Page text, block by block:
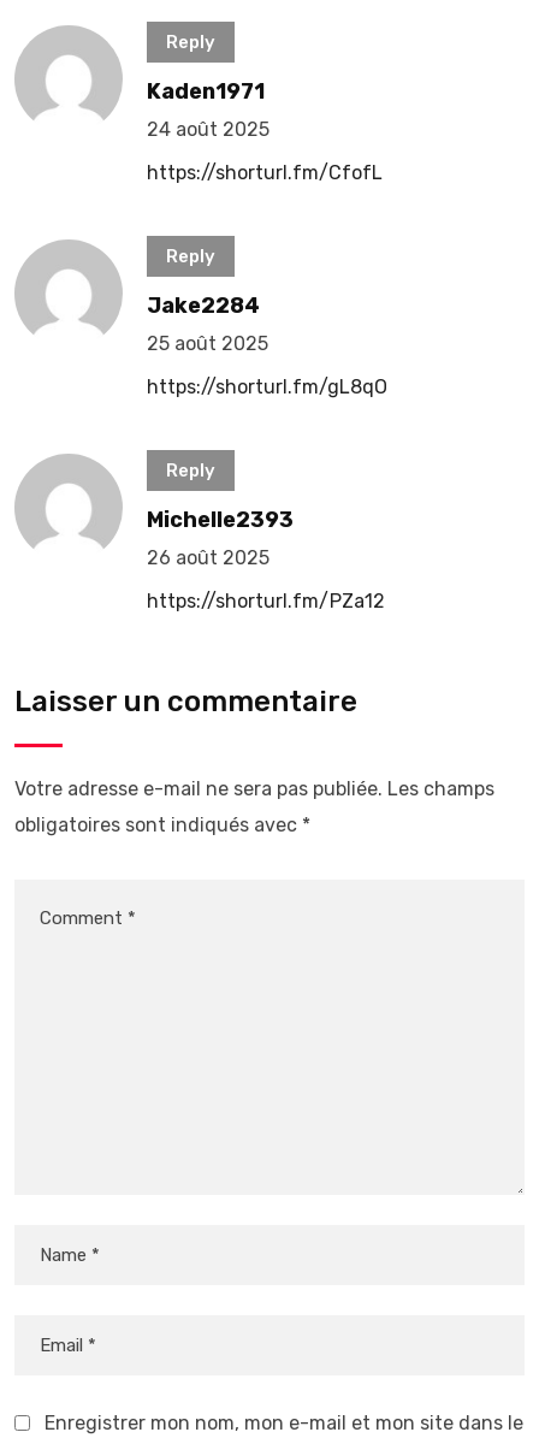
Reply
Kaden1971
24 août 2025
https://shorturl.fm/CfofL
Reply
Jake2284
25 août 2025
https://shorturl.fm/gL8qO
Reply
Michelle2393
26 août 2025
https://shorturl.fm/PZa12
Laisser un commentaire
Votre adresse e-mail ne sera pas publiée. Les champs
obligatoires sont indiqués avec *
Enregistrer mon nom, mon e-mail et mon site dans le